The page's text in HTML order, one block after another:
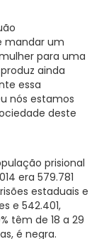
mandar um
para uma
ainda
essa
nós estamos
deste
prisional
era 579.781
estaduais e
e 542.401,
têm de 18 a 29
é negra.